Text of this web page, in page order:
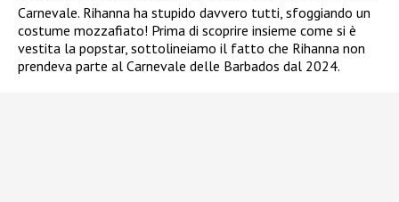
Carnevale. Rihanna ha stupido davvero tutti, sfoggiando un
costume mozzafiato! Prima di scoprire insieme come si è
vestita la popstar, sottolineiamo il fatto che Rihanna non
prendeva parte al Carnevale delle Barbados dal 2024.